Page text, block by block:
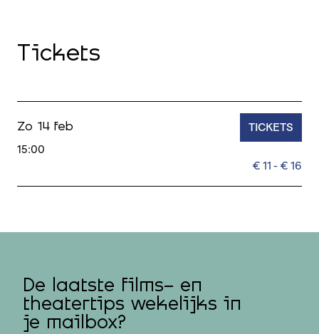
Tickets
Zo 14 feb
15:00
€ 11 - € 16
TICKETS
De laatste films- en
theatertips wekelijks in
je mailbox?